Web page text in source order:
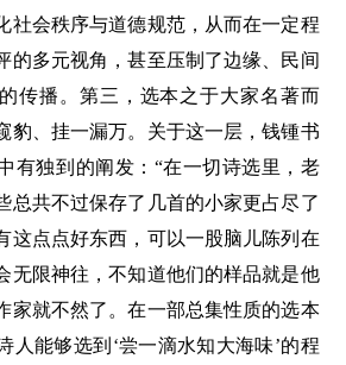
社会秩序与道德规范，从而在一定程
的多元视角，甚至压制了边缘、民间
传播。第三，选本之于大家名著而
豹、挂一漏万。关于这一层，钱锺书
有独到的阐发：“在一切诗选里，老
总共不过保存了几首的小家更占尽了
这点点好东西，可以一股脑儿陈列在
无限神往，不知道他们的样品就是他
家就不然了。在一部总集性质的选本
人能够选到‘尝一滴水知大海味’的程